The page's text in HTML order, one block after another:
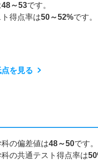
48～53です。
得点率は50～52%です。
を見る
の偏差値は48～50です。
の共通テスト得点率は